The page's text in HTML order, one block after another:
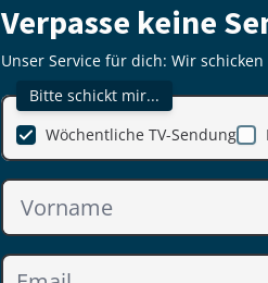
Verpasse keine
Unser Service für dich: Wir
Bitte schickt mir...
Wöchentliche TV-Sendung